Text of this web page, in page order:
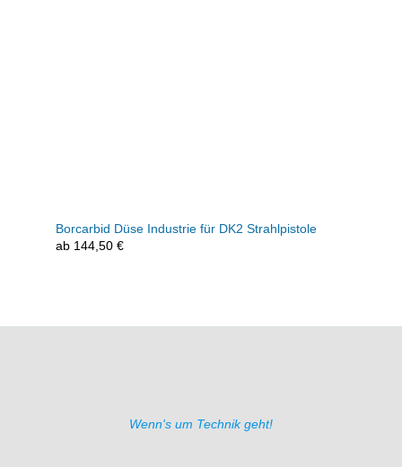
Borcarbid Düse Industrie für DK2 Strahlpistole
ab 144,50 €
Wenn's um Technik geht!